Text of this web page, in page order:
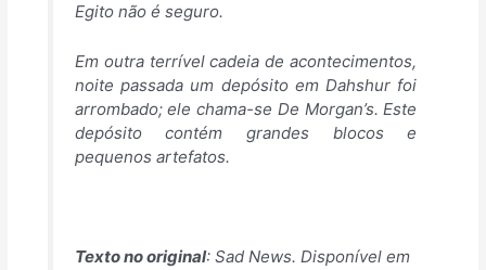
Egito não é seguro.
Em outra terrível cadeia de acontecimentos,
noite passada um depósito em Dahshur foi
arrombado; ele chama-se De Morgan’s. Este
depósito contém grandes blocos e
pequenos artefatos.
Texto no original: Sad News. Disponível em